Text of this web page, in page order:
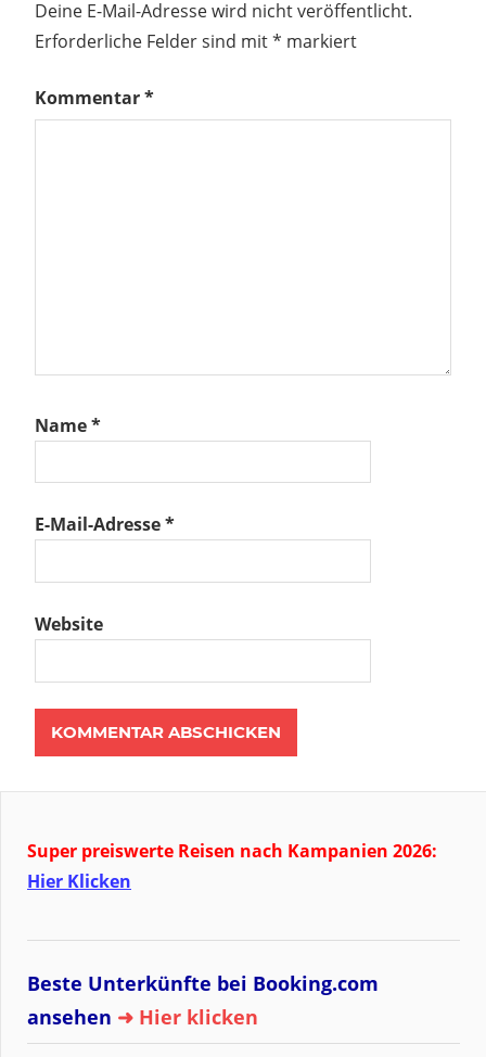
Deine E-Mail-Adresse wird nicht veröffentlicht.
Erforderliche Felder sind mit* markiert
Kommentar*
Name*
E-Mail-Adresse*
Website
Super preiswerte Reisen nach Kampanien 2026:
Hier Klicken
Beste Unterkünfte bei Booking.com
ansehen ➜ Hier klicken